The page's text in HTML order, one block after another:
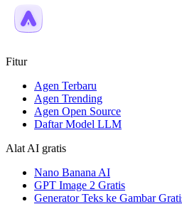
Fitur
Agen Terbaru
Agen Trending
Agen Open Source
Daftar Model LLM
Alat AI gratis
Nano Banana AI
GPT Image 2 Gratis
Generator Teks ke Gambar